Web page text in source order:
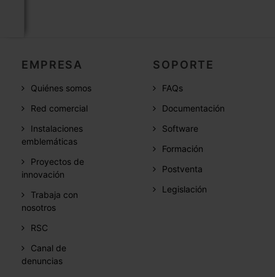
EMPRESA
Quiénes somos
Red comercial
Instalaciones
emblemáticas
Proyectos de
innovación
Trabaja con
nosotros
RSC
Canal de
denuncias
SOPORTE
FAQs
Documentación
Software
Formación
Postventa
Legislación